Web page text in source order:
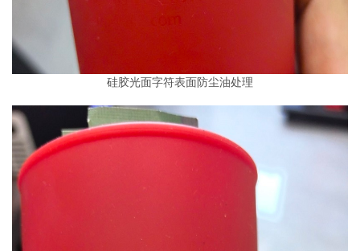
硅胶光面字符表面防尘油处理